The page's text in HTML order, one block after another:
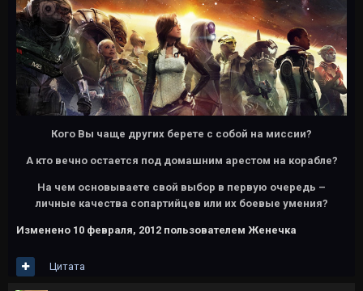
Кого Вы чаще других берете с собой на миссии?
А кто вечно остается под домашним арестом на корабле?
На чем основываете свой выбор в первую очередь –
личные качества сопартийцев или их боевые умения?
Изменено 10 февраля, 2012 пользователем Женечка
Цитата